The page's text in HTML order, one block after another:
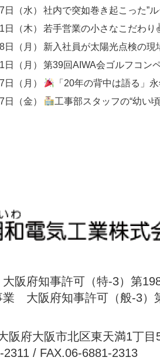
（水）
（木）
若手営業の小さなこだわ
（月）
新入社員が太陽光点検の現
（月）
第39回AIWA会ゴルフコン
（月）
「20年の背中は語る」永
（金）
工事部スタッフの“幼い頃の夢”
阪府知事許可（特-3）第
業 大阪府知事許可（般-3）
阪府大阪市北区東天満1丁目
2311 / FAX.06-6881-2313